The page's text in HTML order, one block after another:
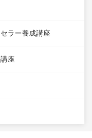
ラー養成講座
座